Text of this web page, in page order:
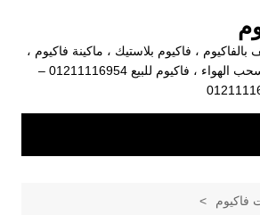
بالفاكيوم ، فاكيوم بلاستيك ، ماكينة فاكيوم ،
ماكينة فاكيوم تغليف وسحب الهواء ، فاكيوم للبيع 01211116954 –
فاكيوم